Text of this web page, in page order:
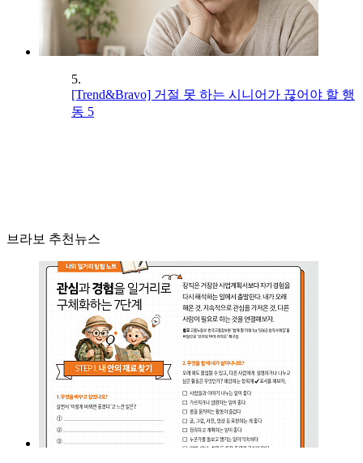
5.
[Trend&Bravo] 거절 못 하는 시니어가 끊어야 할 행
동 5
브라보 추천뉴스